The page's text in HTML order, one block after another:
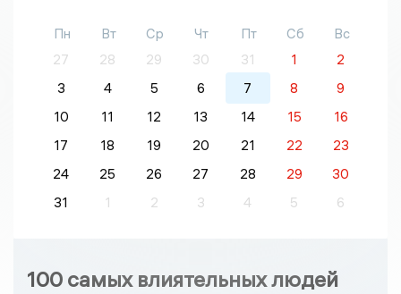
Пн Вт Ср Чт Пт Сб
Вс
27
28 29 30 31 1
2
3
4 5 6 7 8
9
10
11 12 13 14 15
16
17
18 19 20 21 22
23
24
25 26 27 28 29
30
31
1 2 3 4 5 6
100 самых влиятельных людей